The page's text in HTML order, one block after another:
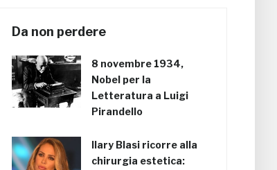
Da non perdere
8 novembre 1934,
Nobel per la
Letteratura a Luigi
Pirandello
Ilary Blasi ricorre alla
chirurgia estetica: